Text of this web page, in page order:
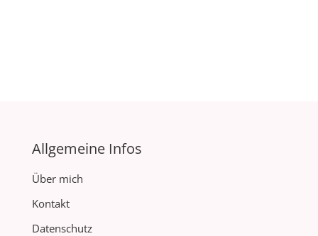
Allgemeine Infos
Über mich
Kontakt
Datenschutz